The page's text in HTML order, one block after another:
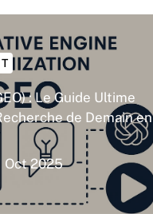
: Le Guide Ultime
de Demain en
Oct 2025